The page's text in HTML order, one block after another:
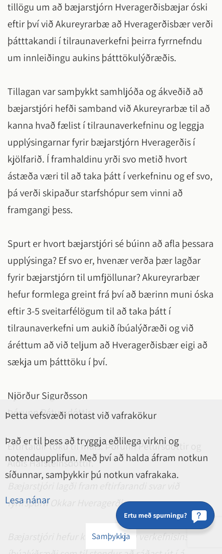
tillögu um að bæjarstjórn Hveragerðisbæjar óski
eftir því við Akureyrarbæ að Hveragerðisbær verði
þátttakandi í tilraunaverkefni þeirra fyrrnefndu
um innleiðingu aukins þátttökulýðræðis.
Tillagan var samþykkt samhljóða og ákveðið að
bæjarstjóri hefði samband við Akureyrarbæ til að
kanna hvað fælist í tilraunaverkefninu og leggja
upplýsingarnar fyrir bæjarstjórn Hveragerðis í
kjölfarið. Í framhaldinu yrði svo metið hvort
ástæða væri til að taka þátt í verkefninu og ef svo,
þá verði skipaður starfshópur sem vinni að
framgangi þess.
Spurt er hvort bæjarstjóri sé búinn að afla þessara
upplýsinga? Ef svo er, hvenær verða þær lagðar
fyrir bæjarstjórn til umfjöllunar? Akureyrarbær
hefur formlega greint frá því að bærinn muni óska
eftir 3-5 sveitarfélögum til að taka þátt í
tilraunaverkefni um aukið íbúalýðræði og við
áréttum að við teljum að Hveragerðisbær eigi að
sækja um þátttöku í því.
Njörður Sigurðsson
Þórunn Pétursdóttir
Eftirtaldir tóku til máls: Þórunn Pétursdóttir og
Aldís Hafsteinsdóttir.
fyrirspurn Okkar Hveragerðis:
Bæjarstjóri hefur kannað stöðu verkefnisins um
Þetta vefsvæði notast við vafrakökur
Það er til þess að tryggja eðlilega virkni og
notendaupplifun. Með því að halda áfram notkun
síðunnar, samþykkir þú notkun vafrakaka.
Lesa nánar
Samþykkja
Ertu með spurningu?